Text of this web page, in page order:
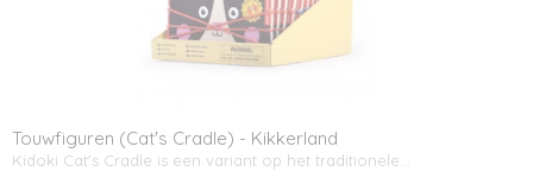
Touwfiguren (Cat's Cradle) - Kikkerland
Kidoki Cat's Cradle is een variant op het traditionele…